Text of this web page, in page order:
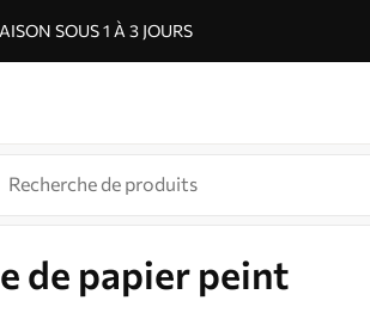
SOUS 1 À 3 JOURS
de papier peint